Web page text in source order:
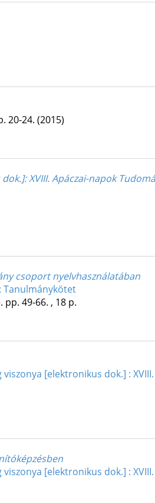
20-24. (2015)
]: XVIII. Apáczai-napok
csoport nyelvhasználatában
Tanulmánykötet
pp. 49-66. , 18 p.
[ elektronikus dok. ] :
[ elektronikus dok. ] :